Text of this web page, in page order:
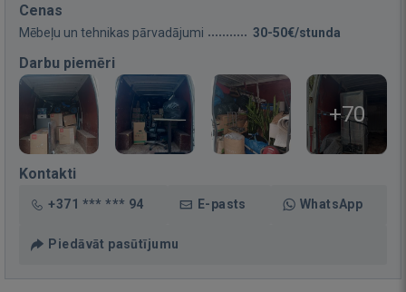
Cenas
Mēbeļu un tehnikas pārvadājumi 30-50€/stunda
Darbu piemēri
+70
Kontakti
+371 *** *** 94 E-pasts WhatsApp
Piedāvāt pasūtījumu